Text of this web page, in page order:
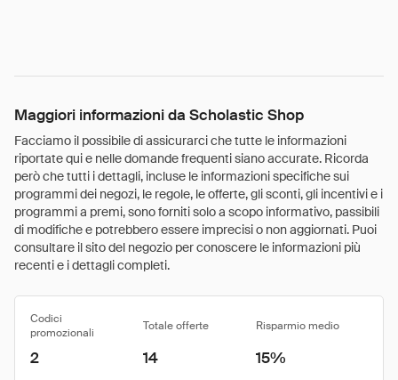
Maggiori informazioni da Scholastic Shop
Facciamo il possibile di assicurarci che tutte le informazioni
riportate qui e nelle domande frequenti siano accurate. Ricorda
però che tutti i dettagli, incluse le informazioni specifiche sui
programmi dei negozi, le regole, le offerte, gli sconti, gli incentivi e i
programmi a premi, sono forniti solo a scopo informativo, passibili
di modifiche e potrebbero essere imprecisi o non aggiornati. Puoi
consultare il sito del negozio per conoscere le informazioni più
recenti e i dettagli completi.
Codici
promozionali
Totale offerte Risparmio medio
2 14 15%